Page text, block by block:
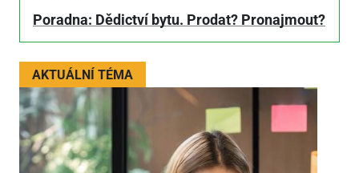
Poradna: Dědictví bytu. Prodat? Pronajmout?
AKTUÁLNÍ TÉMA